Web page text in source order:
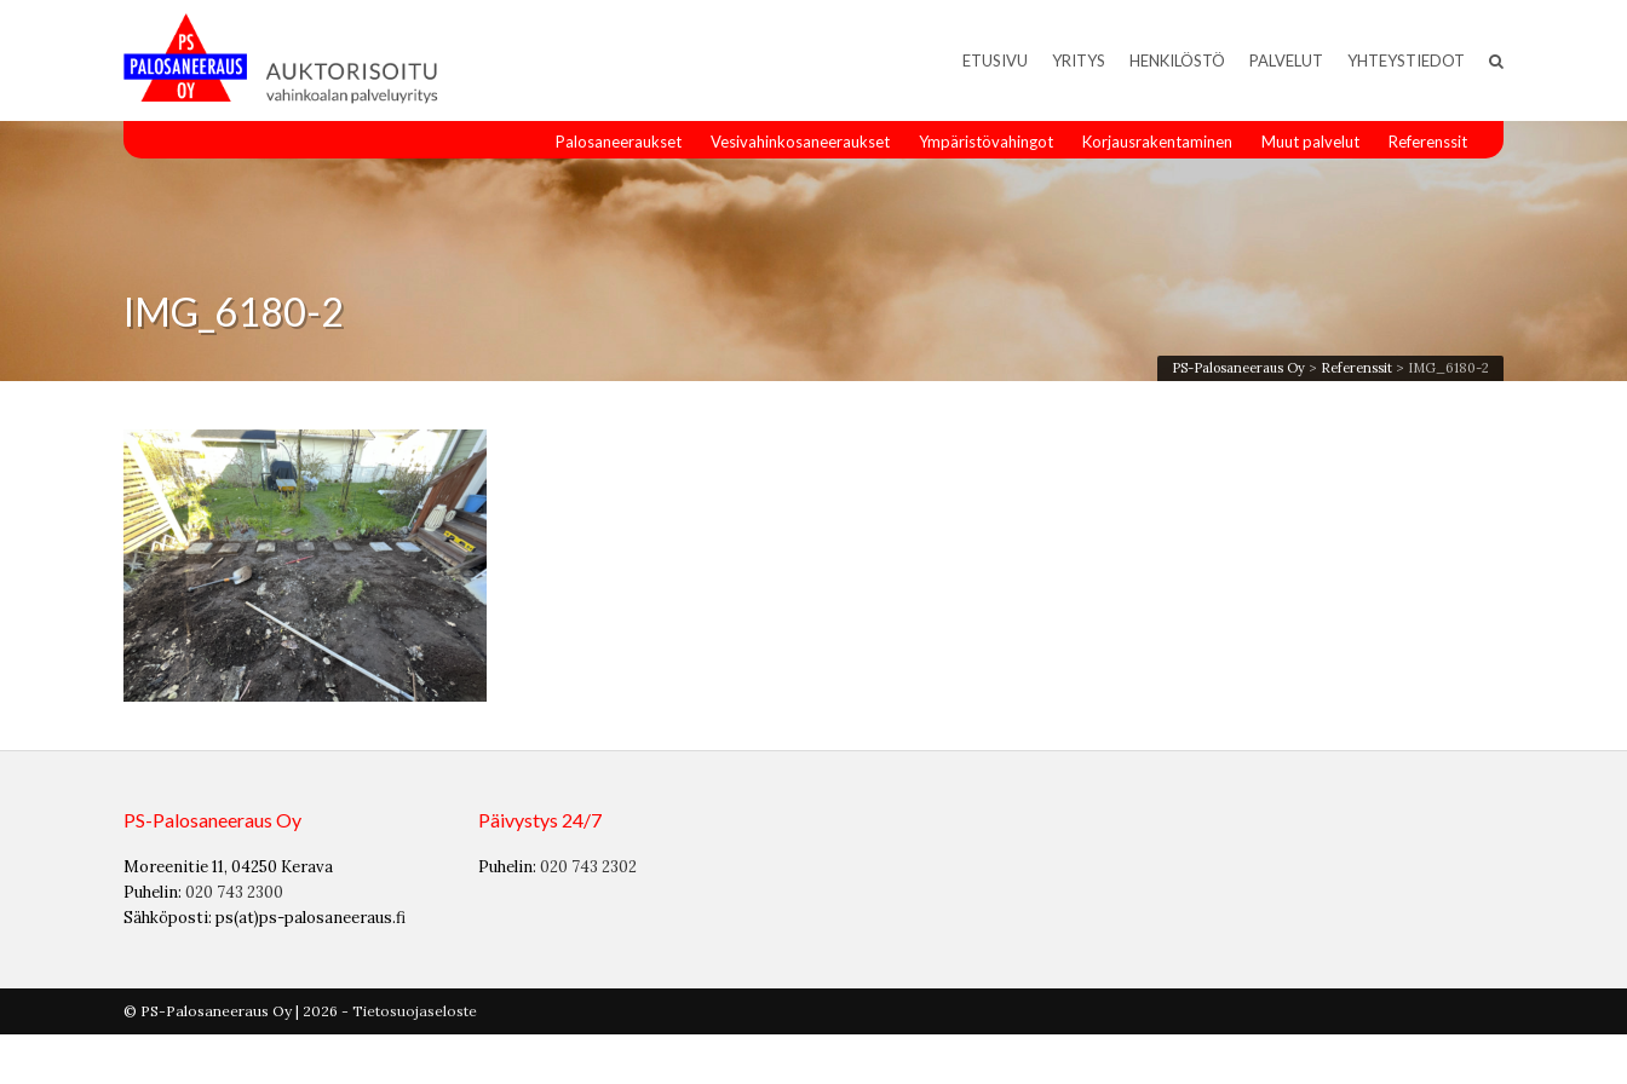
ETUSIVU YRITYS HENKILÖSTÖ PALVELUT YHTEYSTIEDOT
Palosaneeraukset Vesivahinkosaneeraukset Ympäristövahingot Korjausrakentaminen Muut palvelut Referenssit
IMG_6180-2
PS-Palosaneeraus Oy > Referenssit > IMG_6180-2
PS-Palosaneeraus Oy
Moreenitie 11, 04250 Kerava
Puhelin: 020 743 2300
Sähköposti: ps(at)ps-palosaneeraus.fi
Päivystys 24/7
Puhelin: 020 743 2302
© PS-Palosaneeraus Oy | 2026 - Tietosuojaseloste